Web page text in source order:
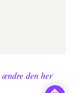
ændre den her